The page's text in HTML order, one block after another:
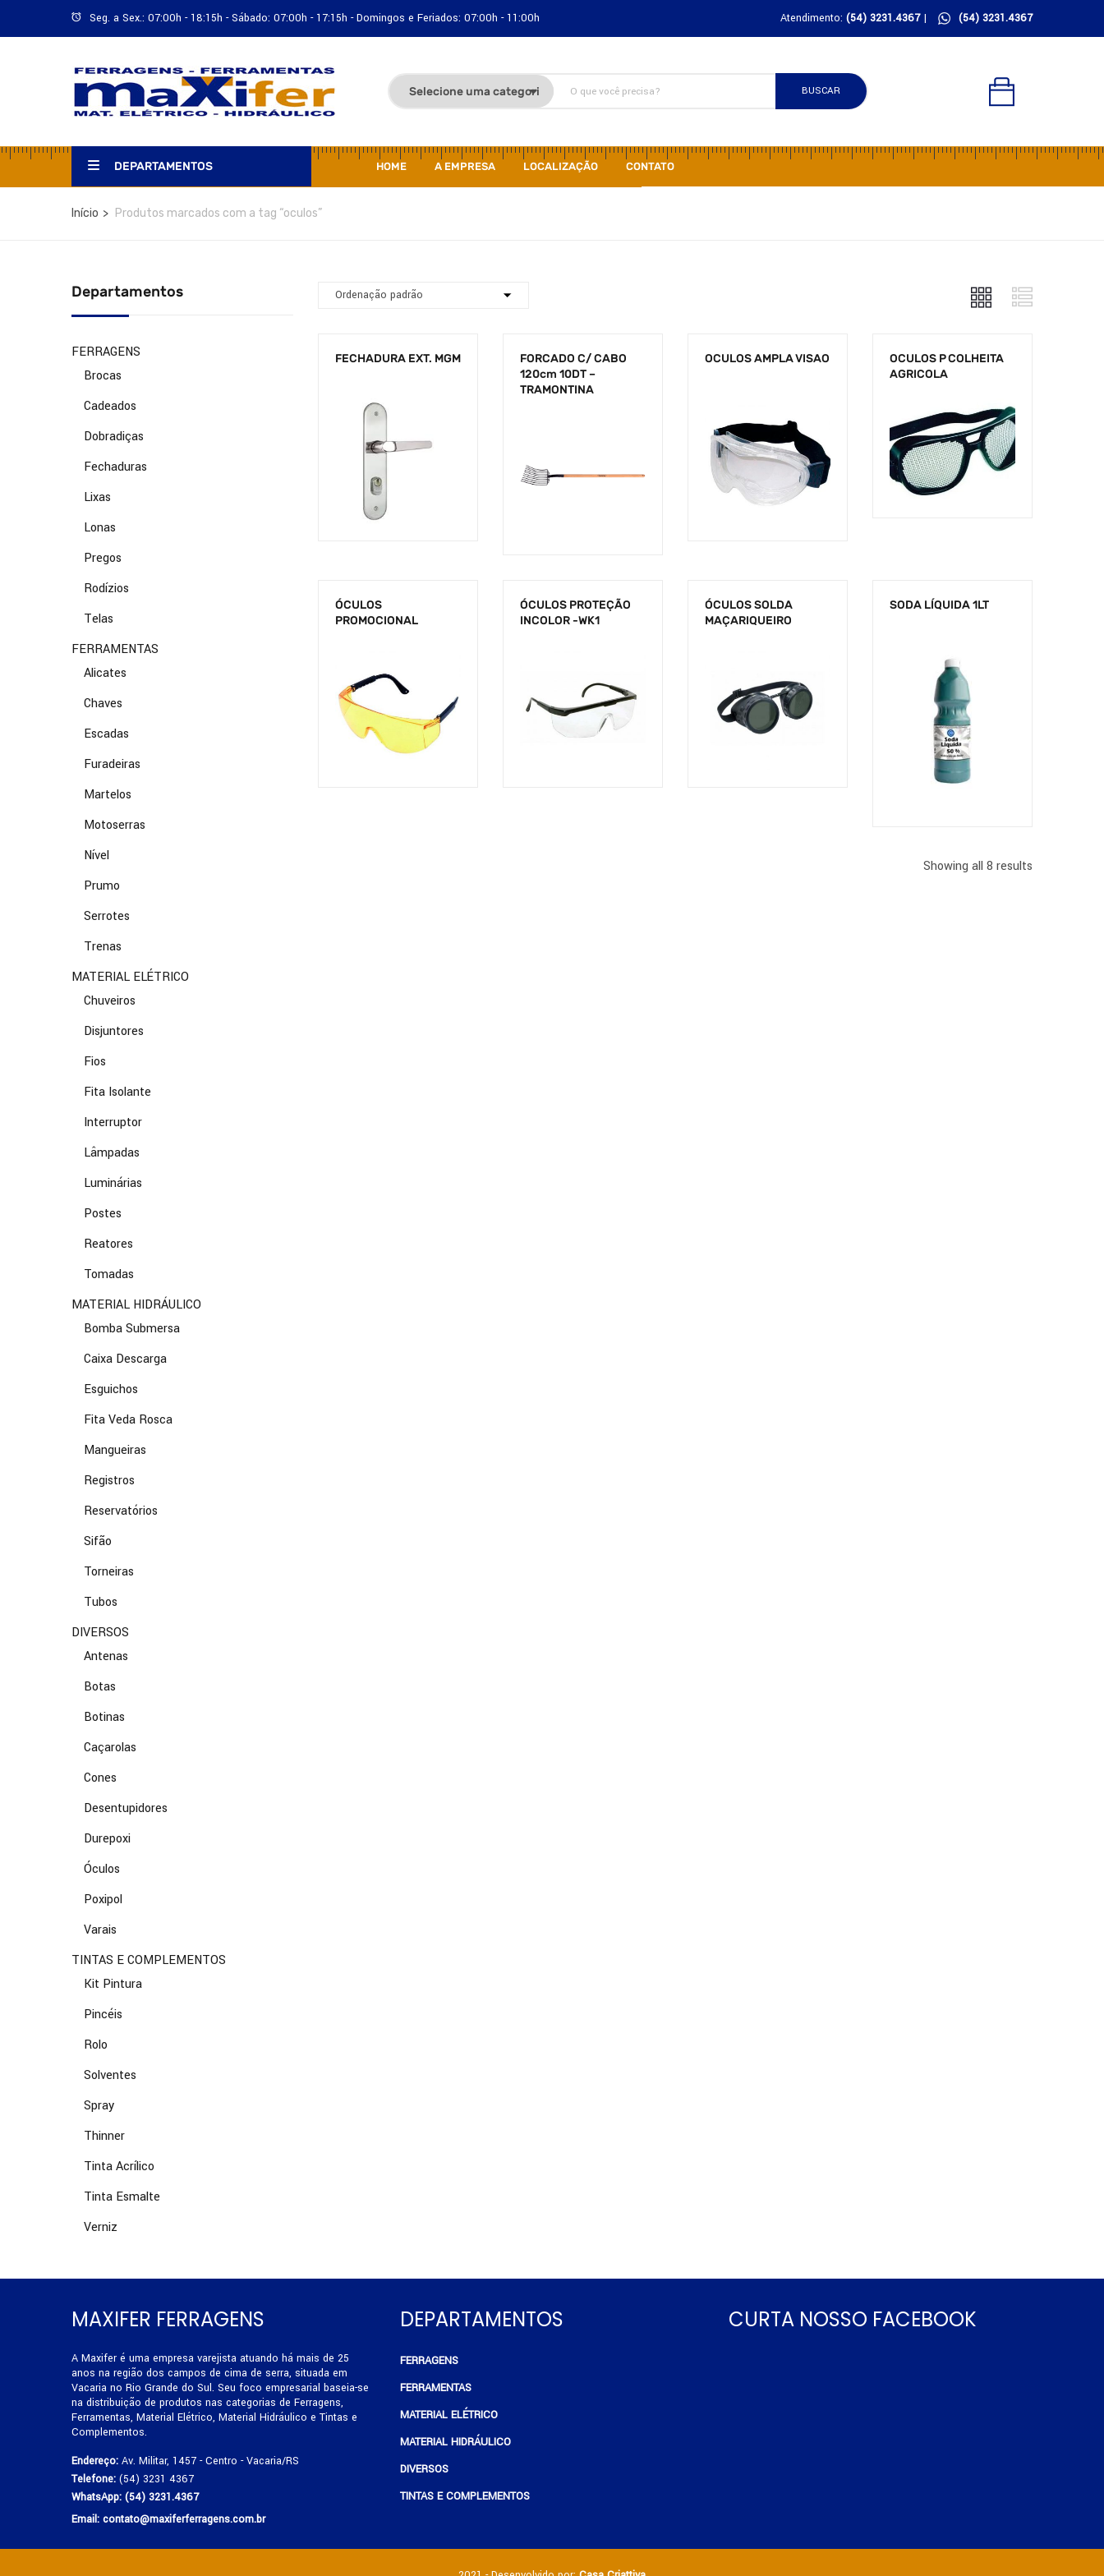
Seg. a Sex.: 07:00h - 18:15h - Sábado: 07:00h - 17:15h - Domingos e Feriados: 07:00h - 11:00h Atendimento: (54) 3231.4367| (54) 3231.4367
BUSCAR
DEPARTAMENTOS HOME A EMPRESA LOCALIZAÇÃO CONTATO
Início Produtos marcados com a tag “oculos”
Departamentos
FERRAGENS
Brocas
Cadeados
Dobradiças
Fechaduras
Lixas
Lonas
Pregos
Rodízios
Telas
FERRAMENTAS
Alicates
Chaves
Escadas
Furadeiras
Martelos
Motoserras
Nível
Prumo
Serrotes
Trenas
MATERIAL ELÉTRICO
Chuveiros
Disjuntores
Fios
Fita Isolante
Interruptor
Lâmpadas
Luminárias
Postes
Reatores
Tomadas
MATERIAL HIDRÁULICO
Bomba Submersa
Caixa Descarga
Esguichos
Fita Veda Rosca
Mangueiras
Registros
Reservatórios
Sifão
Torneiras
Tubos
DIVERSOS
Antenas
Botas
Botinas
Caçarolas
Cones
Desentupidores
Durepoxi
Óculos
Poxipol
Varais
TINTAS E COMPLEMENTOS
Kit Pintura
Pincéis
Rolo
Solventes
Spray
Thinner
Tinta Acrílico
Tinta Esmalte
Verniz
FECHADURA EXT. MGM
FORCADO C/ CABO
120cm 10DT –
TRAMONTINA
OCULOS AMPLA VISAO
OCULOS P COLHEITA
AGRICOLA
ÓCULOS
PROMOCIONAL
ÓCULOS PROTEÇÃO
INCOLOR -WK1
ÓCULOS SOLDA
MAÇARIQUEIRO
SODA LÍQUIDA 1LT
Showing all 8 results
MAXIFER FERRAGENS
A Maxifer é uma empresa varejista atuando há mais de 25
anos na região dos campos de cima de serra, situada em
Vacaria no Rio Grande do Sul. Seu foco empresarial baseia-se
na distribuição de produtos nas categorias de Ferragens,
Ferramentas, Material Elétrico, Material Hidráulico e Tintas e
Complementos.
Endereço: Av. Militar, 1457 - Centro - Vacaria/RS
Telefone: (54) 3231 4367
WhatsApp: (54) 3231.4367
Email: contato@maxiferferragens.com.br
DEPARTAMENTOS
FERRAGENS
FERRAMENTAS
MATERIAL ELÉTRICO
MATERIAL HIDRÁULICO
DIVERSOS
TINTAS E COMPLEMENTOS
CURTA NOSSO FACEBOOK